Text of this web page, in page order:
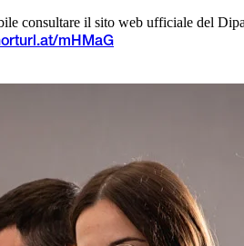
consultare il sito web ufficiale del
mHMaG